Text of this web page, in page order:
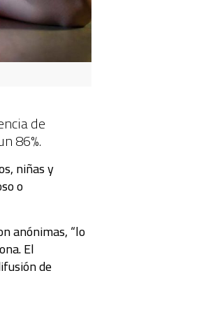
de
86%.
niñas y
o
anónimas, “lo
El
de